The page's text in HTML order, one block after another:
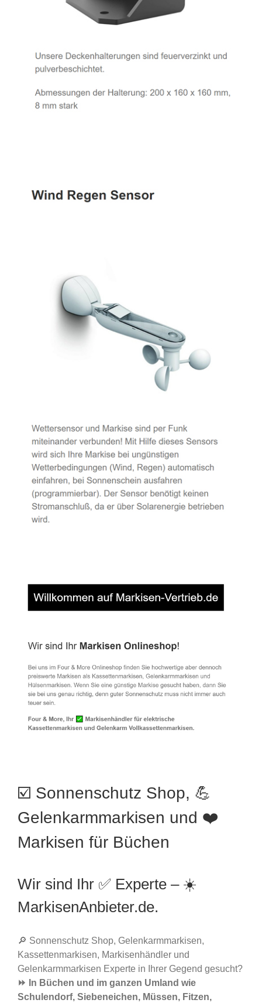
☑️ Sonnenschutz Shop, 💪
Gelenkarmmarkisen und ❤️
Markisen für Büchen
Wir sind Ihr ✅ Experte – ☀️
MarkisenAnbieter.de.
🔎 Sonnenschutz Shop, Gelenkarmmarkisen,
Kassettenmarkisen, Markisenhändler und
Gelenkarmmarkisen Experte in Ihrer Gegend gesucht?
⏩ In Büchen und im ganzen Umland wie
Schulendorf, Siebeneichen, Müssen, Fitzen,